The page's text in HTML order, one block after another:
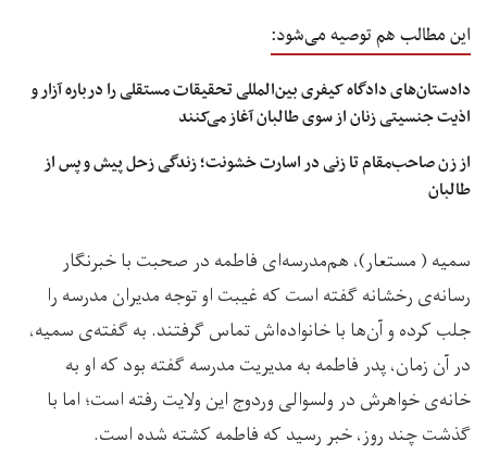
این مطالب هم توصیه می‌شود:
دادستان‌های دادگاه کیفری بین‌المللی تحقیقات مستقلی را درباره آزار و
اذیت جنسیتی زنان از سوی طالبان آغاز می‌کنند
از زن صاحب‌مقام تا زنی در اسارت خشونت؛ زندگی زحل پیش و پس از
طالبان
سمیه ( مستعار)، هم‌مدرسه‌ای فاطمه در صحبت با خبرنگار
رسانه‌ی رخشانه گفته است که غیبت او توجه مدیران مدرسه را
جلب کرده و آن‌ها با خانواده‌اش تماس گرفتند. به گفته‌ی سمیه،
در آن زمان، پدر فاطمه به مدیریت مدرسه گفته بود که او به
خانه‌ی خواهرش در ولسوالی وردوج این ولایت رفته است؛ اما با
گذشت چند روز، خبر رسید که فاطمه کشته شده است.